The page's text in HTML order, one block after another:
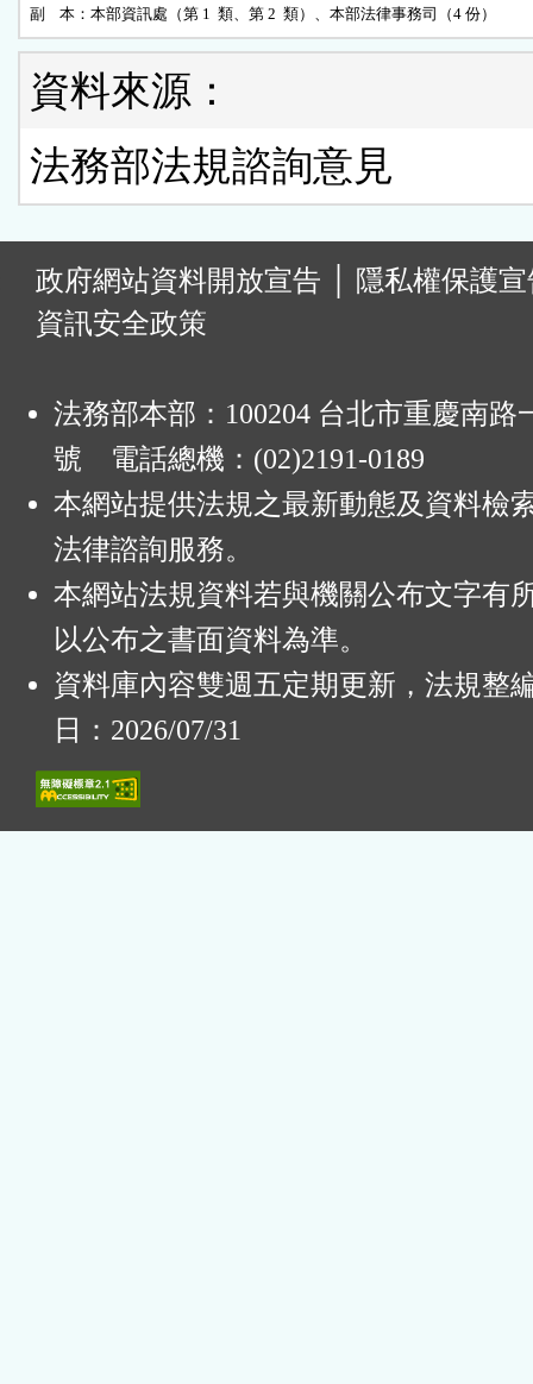
副    本：本部資訊處（第 1  類、第 2  類）、本部法律事務司（4 份）
資料來源：
法務部法規諮詢意見
政府網站資料開放宣告
隱私權保護
資訊安全政策
法務部本部：100204 台北市重慶南路
號 電話總機：(02)2191-0189
本網站提供法規之最新動態及資料檢
法律諮詢服務。
本網站法規資料若與機關公布文字有
以公布之書面資料為準。
資料庫內容雙週五定期更新，法規整
日：2026/07/31